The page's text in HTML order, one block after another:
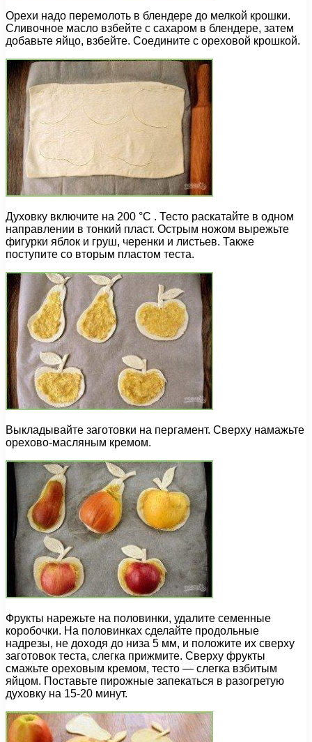
Орехи надо перемолоть в блендере до мелкой крошки.
Сливочное масло взбейте с сахаром в блендере, затем
добавьте яйцо, взбейте. Соедините с ореховой крошкой.
Духовку включите на 200 °C . Тесто раскатайте в одном
направлении в тонкий пласт. Острым ножом вырежьте
фигурки яблок и груш, черенки и листьев. Также
поступите со вторым пластом теста.
Выкладывайте заготовки на пергамент. Сверху намажьте
орехово-масляным кремом.
Фрукты нарежьте на половинки, удалите семенные
коробочки. На половинках сделайте продольные
надрезы, не доходя до низа 5 мм, и положите их сверху
заготовок теста, слегка прижмите. Сверху фрукты
смажьте ореховым кремом, тесто — слегка взбитым
яйцом. Поставьте пирожные запекаться в разогретую
духовку на 15-20 минут.